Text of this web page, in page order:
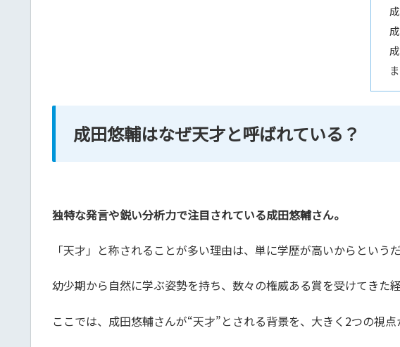
成田悠輔はなぜ天才と呼ばれている？
独特な発言や鋭い分析力で注目されている成田悠輔さん。
「天才」と称されることが多い理由は、単に学歴が高いからという
幼少期から自然に学ぶ姿勢を持ち、数々の権威ある賞を受けてきた
ここでは、成田悠輔さんが“天才”とされる背景を、大きく2つの視点